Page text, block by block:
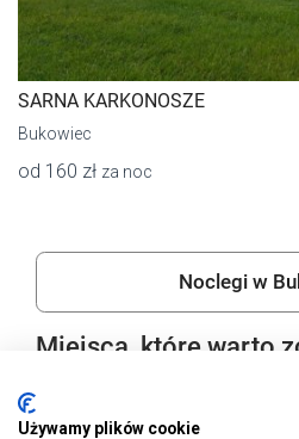
SARNA KARKONOSZE
Bukowiec
od 160 zł za noc
Noclegi w
Miejsca, które warto
Używamy plików cookie